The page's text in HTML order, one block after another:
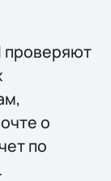
проверяют
о
по